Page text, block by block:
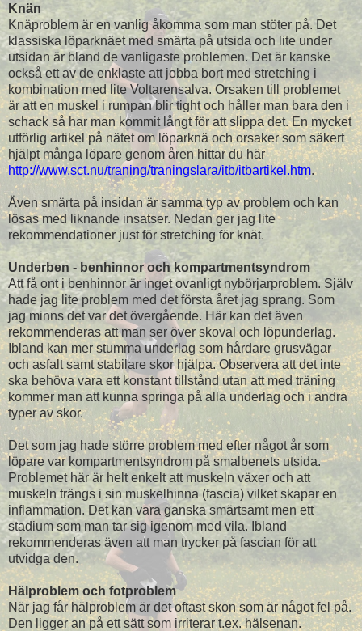
Knän
Knäproblem är en vanlig åkomma som man stöter på. Det
klassiska löparknäet med smärta på utsida och lite under
utsidan är bland de vanligaste problemen. Det är kanske
också ett av de enklaste att jobba bort med stretching i
kombination med lite Voltarensalva. Orsaken till problemet
är att en muskel i rumpan blir tight och håller man bara den i
schack så har man kommit långt för att slippa det. En mycket
utförlig artikel på nätet om löparknä och orsaker som säkert
hjälpt många löpare genom åren hittar du här
http://www.sct.nu/traning/traningslara/itb/itbartikel.htm.
Även smärta på insidan är samma typ av problem och kan
lösas med liknande insatser. Nedan ger jag lite
rekommendationer just för stretching för knät.
Underben - benhinnor och kompartmentsyndrom
Att få ont i benhinnor är inget ovanligt nybörjarproblem. Själv
hade jag lite problem med det första året jag sprang. Som
jag minns det var det övergående. Här kan det även
rekommenderas att man ser över skoval och löpunderlag.
Ibland kan mer stumma underlag som hårdare grusvägar
och asfalt samt stabilare skor hjälpa. Observera att det inte
ska behöva vara ett konstant tillstånd utan att med träning
kommer man att kunna springa på alla underlag och i andra
typer av skor.
Det som jag hade större problem med efter något år som
löpare var kompartmentsyndrom på smalbenets utsida.
Problemet här är helt enkelt att muskeln växer och att
muskeln trängs i sin muskelhinna (fascia) vilket skapar en
inflammation. Det kan vara ganska smärtsamt men ett
stadium som man tar sig igenom med vila. Ibland
rekommenderas även att man trycker på fascian för att
utvidga den.
Hälproblem och fotproblem
När jag får hälproblem är det oftast skon som är något fel på.
Den ligger an på ett sätt som irriterar t.ex. hälsenan.